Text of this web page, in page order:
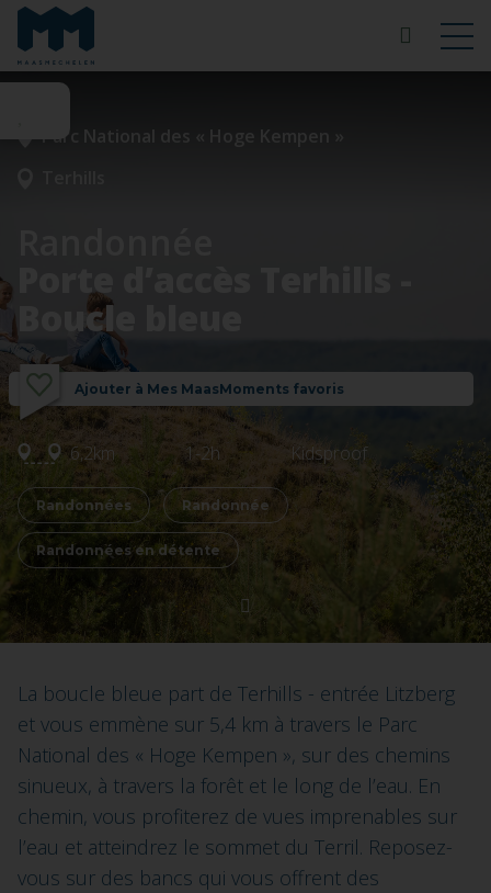
Parc National des « Hoge Kempen »
Porte d’accès Terhills -
Boucle bleue
Ajouter à Mes MaasMoments favoris
6,2km 1-2h Kidsproof
Randonnées Randonnée
Randonnées en détente
La boucle bleue part de Terhills - entrée Litzberg
et vous emmène sur 5,4 km à travers le Parc
National des « Hoge Kempen », sur des chemins
sinueux, à travers la forêt et le long de l’eau. En
chemin, vous profiterez de vues imprenables sur
l’eau et atteindrez le sommet du Terril. Reposez-
vous sur des bancs qui vous offrent des